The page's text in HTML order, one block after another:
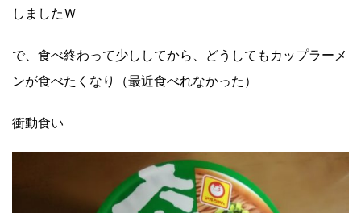
しましたＷ
で、食べ終わって少ししてから、どうしてもカップラーメ
ンが食べたくなり（最近食べれなかった）
衝動食い